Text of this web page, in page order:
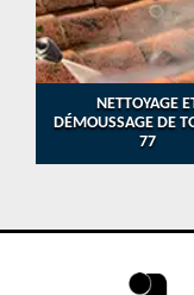
NETTOYAGE
DÉMOUSSAGE DE
77